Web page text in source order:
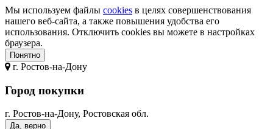
Мы используем файлы cookies в целях совершенствования
нашего веб-сайта, а также повышения удобства его
использования. Отключить cookies вы можете в настройках
браузера.
Понятно
г. Ростов-на-Дону
Город покупки
г. Ростов-на-Дону, Ростовская обл.
Да, верно